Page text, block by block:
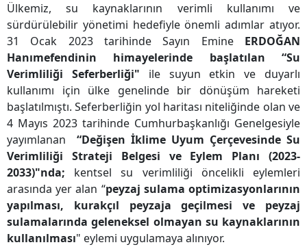
Ülkemiz, su kaynaklarının verimli kullanımı ve
sürdürülebilir yönetimi hedefiyle önemli adımlar atıyor.
31 Ocak 2023 tarihinde Sayın Emine ERDOĞAN
Hanımefendinin himayelerinde başlatılan “Su
Verimliliği Seferberliği" ile suyun etkin ve duyarlı
kullanımı için ülke genelinde bir dönüşüm hareketi
başlatılmıştı. Seferberliğin yol haritası niteliğinde olan ve
4 Mayıs 2023 tarihinde Cumhurbaşkanlığı Genelgesiyle
yayımlanan “Değişen İklime Uyum Çerçevesinde Su
Verimliliği Strateji Belgesi ve Eylem Planı (2023-
2033)"nda; kentsel su verimliliği öncelikli eylemleri
arasında yer alan “peyzaj sulama optimizasyonlarının
yapılması, kurakçıl peyzaja geçilmesi ve peyzaj
sulamalarında geleneksel olmayan su kaynaklarının
kullanılması" eylemi uygulamaya alınıyor.